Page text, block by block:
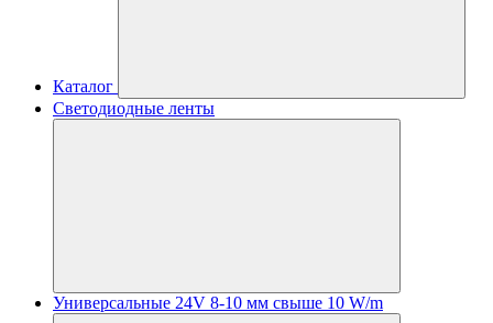
Каталог
Светодиодные ленты
Универсальные 24V 8-10 мм свыше 10 W/m